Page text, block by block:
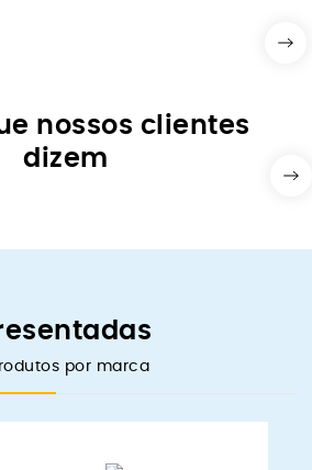
nossos clientes
dizem
por marca